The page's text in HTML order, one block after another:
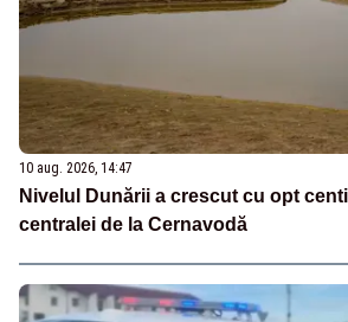
10 aug. 2026, 14:47
Nivelul Dunării a crescut cu opt
centralei de la Cernavodă